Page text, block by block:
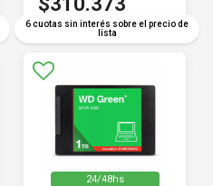
6 cuotas sin interés sobre el precio de
lista
24/48hs